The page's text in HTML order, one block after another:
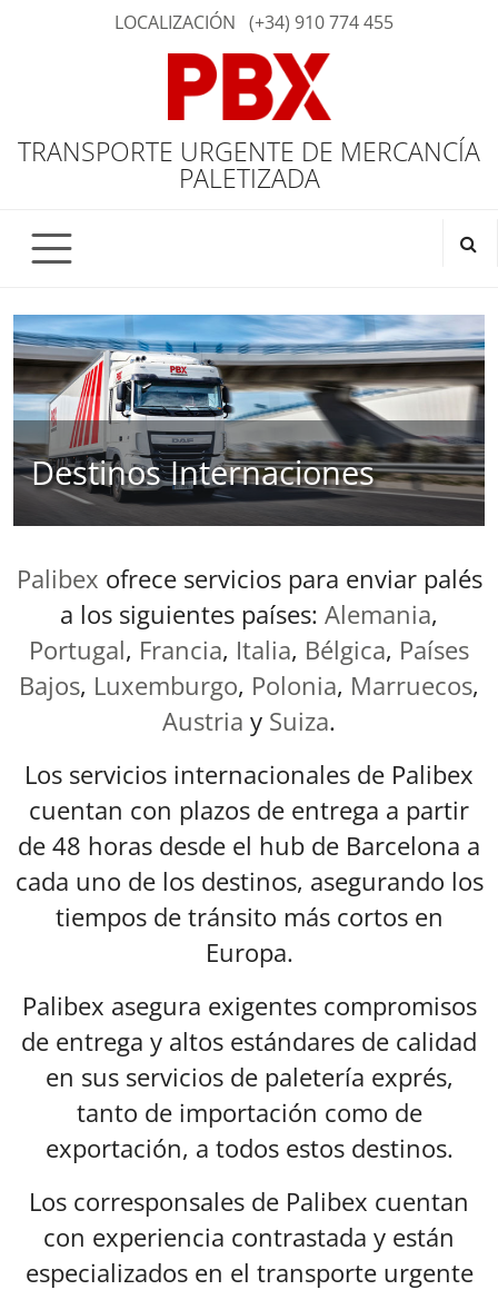
LOCALIZACIÓN (+34) 910 774 455
TRANSPORTE URGENTE DE MERCANCÍA
PALETIZADA
Destinos Internaciones
Palibex ofrece servicios para enviar palés
a los siguientes países: Alemania,
Portugal, Francia, Italia, Bélgica, Países
Bajos, Luxemburgo, Polonia, Marruecos,
Austria y Suiza.
Los servicios internacionales de Palibex
cuentan con plazos de entrega a partir
de 48 horas desde el hub de Barcelona a
cada uno de los destinos, asegurando los
tiempos de tránsito más cortos en
Europa.
Palibex asegura exigentes compromisos
de entrega y altos estándares de calidad
en sus servicios de paletería exprés,
tanto de importación como de
exportación, a todos estos destinos.
Los corresponsales de Palibex cuentan
con experiencia contrastada y están
especializados en el transporte urgente